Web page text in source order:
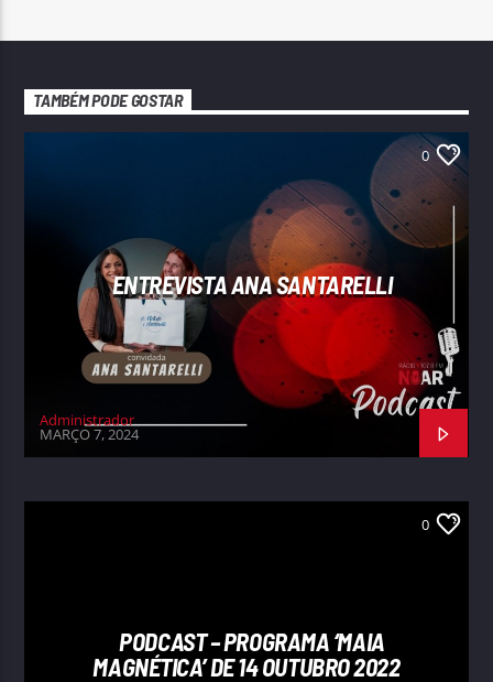
TAMBÉM PODE GOSTAR
0
ENTREVISTA ANA SANTARELLI
Administrador
MARÇO 7, 2024
0
PODCAST – PROGRAMA ‘MAIA
MAGNÉTICA’ DE 14 OUTUBRO 2022